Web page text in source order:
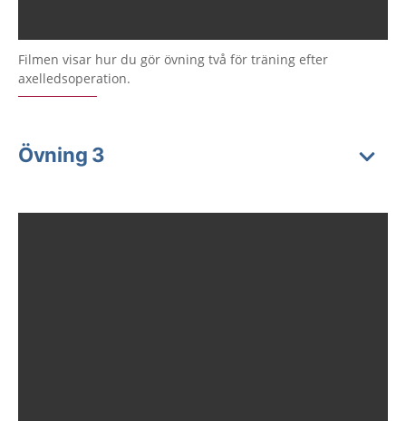
Filmen visar hur du gör övning två för träning efter
axelledsoperation.
Övning 3